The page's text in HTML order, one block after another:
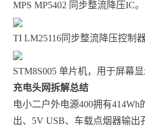
MPS MP5402 同步整流降压IC。
TI LM25116同步整流降压控制器
STM8S005 单片机，用于屏幕
充电头网拆解总结
电小二户外电源400拥有
出、5V USB、车载点烟器输出